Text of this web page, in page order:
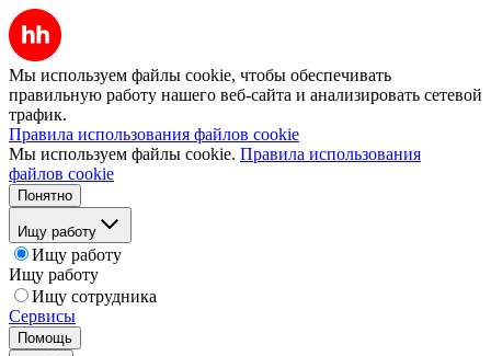
Мы используем файлы cookie, чтобы обеспечивать
правильную работу нашего веб-сайта и анализировать сетевой
трафик.
Правила использования файлов cookie
Мы используем файлы cookie. Правила использования
файлов cookie
Понятно
Ищу работу
Ищу работу
Ищу работу
Ищу сотрудника
Сервисы
Помощь